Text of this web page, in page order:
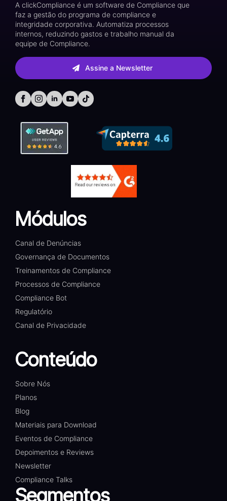
A clickCompliance é um software de Compliance que
faz a gestão do programa de compliance e
integridade corporativa. Automatiza processos
internos, reduzindo gastos e trabalho manual da
equipe de Compliance.
Assine a Newsletter
Módulos
Canal de Denúncias
Governança de Documentos
Treinamentos de Compliance
Processos de Compliance
Compliance Bot
Regulatório
Canal de Privacidade
Conteúdo
Sobre Nós
Planos
Blog
Materiais para Download
Eventos de Compliance
Depoimentos e Reviews
Newsletter
Compliance Talks
Segmentos